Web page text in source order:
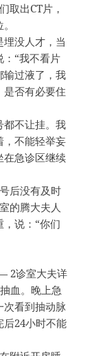
取出CT片，
没人才，当
：“我不看片
输过液了，我
是否有必要住
都不让挂。我
，不能轻举妄
在急诊区继续
后没有及时
的腾大夫人
说：“你们
2诊室大夫详
血。晚上急
次看到抽动脉
后24小时不能